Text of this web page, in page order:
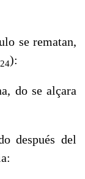
se rematan,
):
do se alçara
después del